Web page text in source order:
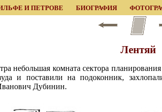
И ПЕТРОВЕ БИОГРАФИЯ
Лентяй
небольшая комната сектора
и поставили на подоконник,
Дубинин.